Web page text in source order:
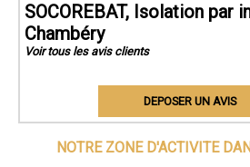
SOCOREBAT, Isolation par
Chambéry
Voir tous les avis clients
DEPOSER UN AVIS
NOTRE ZONE D'ACTIVITE